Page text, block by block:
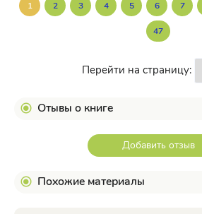
1 2 3 4 5 6 7
47
Перейти на страницу:
Отывы о книге
Добавить отзыв
Похожие материалы